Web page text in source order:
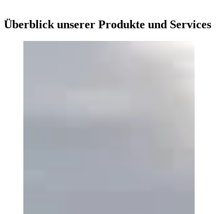
Überblick unserer Produkte und Services